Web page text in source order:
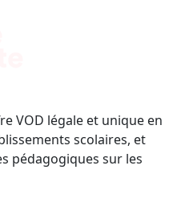
VOD légale et unique en
scolaires, et
pédagogiques sur les